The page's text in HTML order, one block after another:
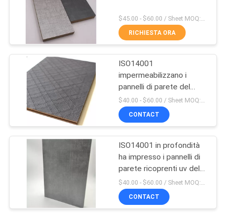
RICHIEDA
UNA
CITAZIONE
MAPPA
DEL
PRIVACY
POLICY
L'alto MDF di
lucentezza riveste
Pannelli strutturati
del MDF
14
10
RICHIESTA ORA
ISO14001
impermeabilizzano i
pannelli di parete del
MDF 100kgs/Cm3 di
9mm con il prezzo
competitivo
$40.00 - $60.00 / Sheet MOQ:50 strato/strati
CONTACT
ISO14001 in profondità
ha impresso i pannelli di
parete ricoprenti uv del
MDF E0
$40.00 - $60.00 / Sheet MOQ:50 strato/strati
CONTACT